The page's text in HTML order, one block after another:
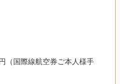
（国際線航空券ご本人様手